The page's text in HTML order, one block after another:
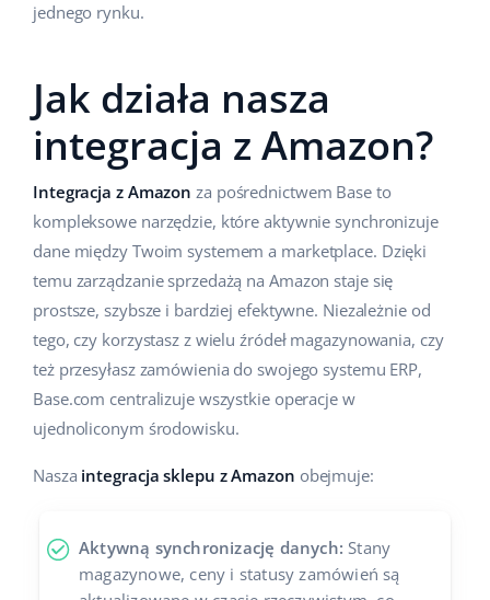
jednego rynku.
Jak działa nasza
integracja z Amazon?
Integracja z Amazon za pośrednictwem Base to
kompleksowe narzędzie, które aktywnie synchronizuje
dane między Twoim systemem a marketplace. Dzięki
temu zarządzanie sprzedażą na Amazon staje się
prostsze, szybsze i bardziej efektywne. Niezależnie od
tego, czy korzystasz z wielu źródeł magazynowania, czy
też przesyłasz zamówienia do swojego systemu ERP,
Base.com centralizuje wszystkie operacje w
ujednoliconym środowisku.
Nasza integracja sklepu z Amazon obejmuje:
Aktywną synchronizację danych: Stany
magazynowe, ceny i statusy zamówień są